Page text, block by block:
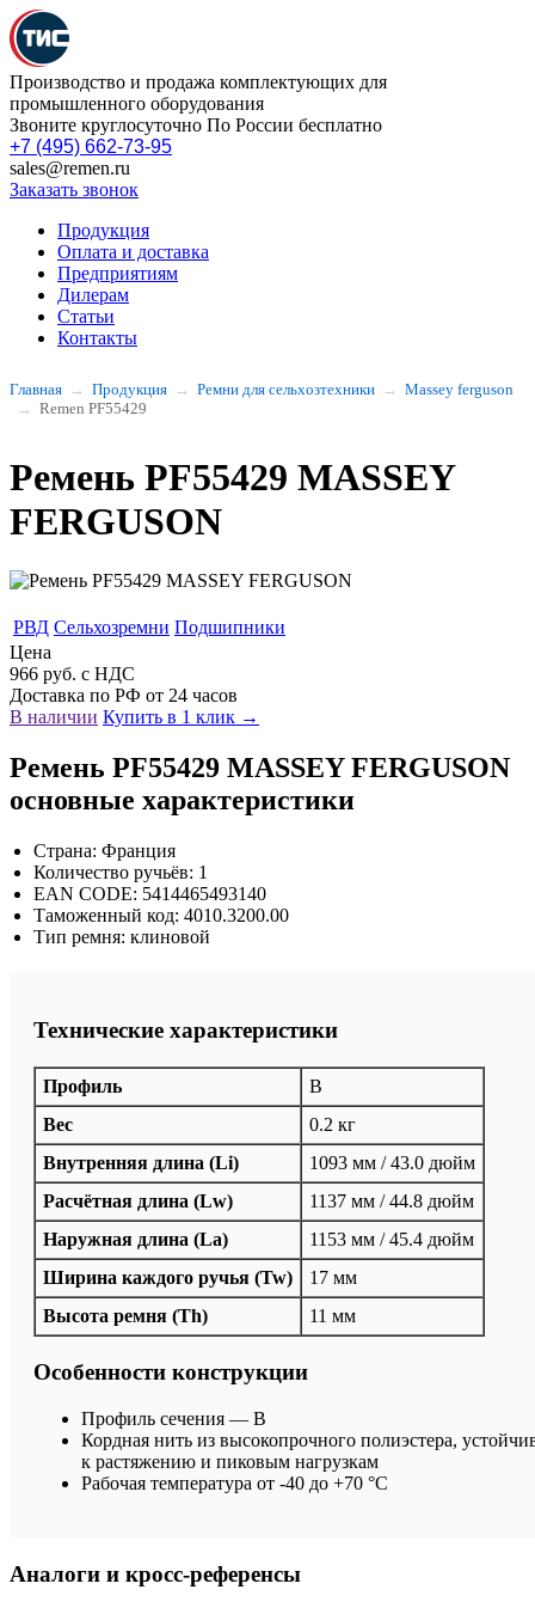
Производство и продажа комплектующих для
промышленного оборудования
Звоните круглосуточно По России бесплатно
+7 (495) 662-73-95
sales@remen.ru
Заказать звонок
Продукция
Оплата и доставка
Предприятиям
Дилерам
Статьи
Контакты
Главная Продукция Ремни для сельхозтехники
Massey ferguson
Remen PF55429
Ремень PF55429 MASSEY
FERGUSON
РВД Сельхозремни Подшипники
Цена
966 руб. с НДС
Доставка по РФ от 24 часов
В наличии Купить в 1 клик →
Ремень PF55429 MASSEY FERGUSON
основные характеристики
Страна: Франция
Количество ручьёв: 1
EAN CODE: 5414465493140
Таможенный код: 4010.3200.00
Тип ремня: клиновой
Технические характеристики
Профиль
B
Вес
0.2 кг
Внутренняя длина (Li)
1093 мм / 43.0 дюйм
Расчётная длина (Lw)
1137 мм / 44.8 дюйм
Наружная длина (La)
1153 мм / 45.4 дюйм
Ширина каждого ручья (Tw)
17 мм
Высота ремня (Th)
11 мм
Особенности конструкции
Профиль сечения — B
Кордная нить из высокопрочного полиэстера,
к растяжению и пиковым нагрузкам
Рабочая температура от -40 до +70 °C
Аналоги и кросс-референсы